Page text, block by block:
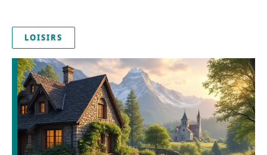
LOISIRS